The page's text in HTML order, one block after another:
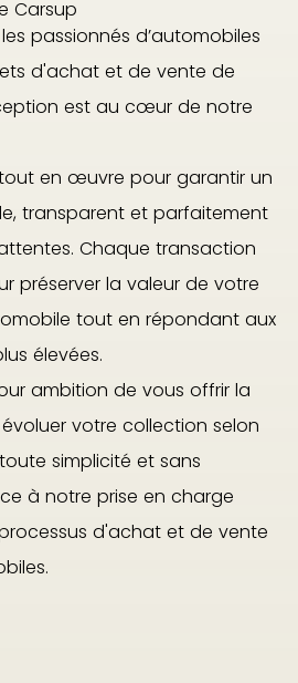
Carsup
passionnés d’automobiles
d'achat et de vente de
est au cœur de notre
en œuvre pour garantir un
transparent et parfaitement
Chaque transaction
préserver la valeur de votre
tout en répondant aux
élevées.
ambition de vous offrir la
votre collection selon
simplicité et sans
à notre prise en charge
d'achat et de vente